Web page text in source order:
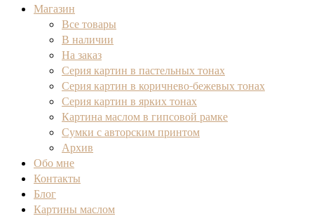
Магазин
Все товары
В наличии
На заказ
Серия картин в пастельных тонах
Серия картин в коричнево-бежевых тонах
Серия картин в ярких тонах
Картина маслом в гипсовой рамке
Сумки с авторским принтом
Архив
Обо мне
Контакты
Блог
Картины маслом